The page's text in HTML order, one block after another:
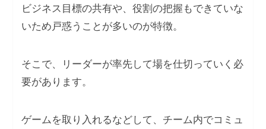
ビジネス目標の共有や、役割の把握もできていな
いため戸惑うことが多いのが特徴。
そこで、リーダーが率先して場を仕切っていく必
要があります。
ゲームを取り入れるなどして、チーム内でコミュ